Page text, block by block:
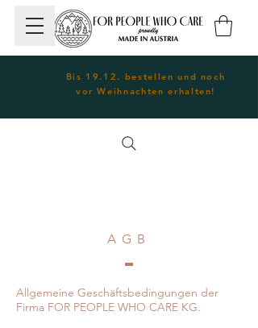
Bis 19.12. bestellen und noch
vor Weihnachten erhalten!
AGB
Allgemeine Geschäftsbedingungen der
Firma FOR PEOPLE WHO CARE KG.